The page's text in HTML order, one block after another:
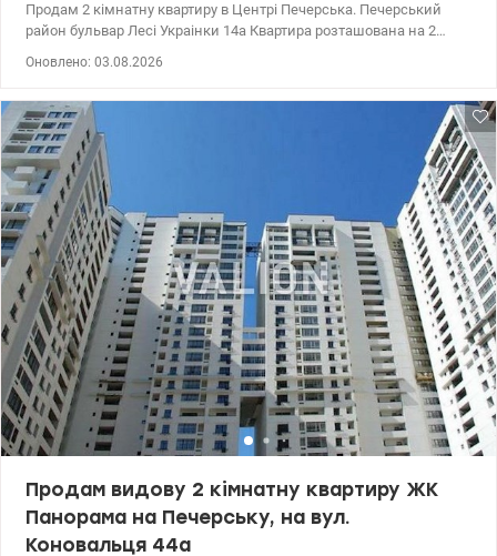
Продам 2 кімнатну квартиру в Центрі Печерська. Печерський
район бульвар Лесі Украінки 14а Квартира розташована на 2
тихому місці , має затишний дворик поряд з зеленим
сквериком. Є місце для прогулянок . Поряд ст.м Печерська,
магазини та кафе. Ціна 70000 у.о Печерський район бульвар Лесі
Украінки 14а Ціна 70000 у.о. Світлана. тел. 096-126-02-44
valion.ua/1153329
Оновлено: 03.08.2026
Продам видову 2 кімнатну квартиру ЖК
Панорама на Печерську, на вул.
Коновальця 44а